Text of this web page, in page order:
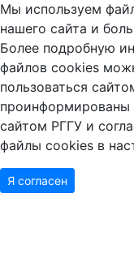
Мы используем
нашего сайта и
Более подробную
файлов cookies
пользоваться
проинформированы
сайтом РГГУ и
файлы cookies в
Я согласен